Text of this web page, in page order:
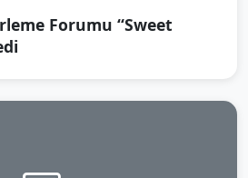
Forumu “Sweet